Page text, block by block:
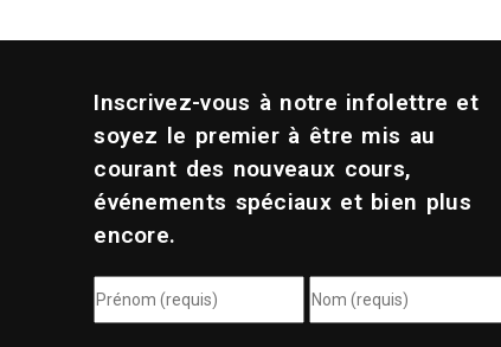
Inscrivez-vous à notre infolettre et
soyez le premier à être mis au
courant des nouveaux cours,
événements spéciaux et bien plus
encore.